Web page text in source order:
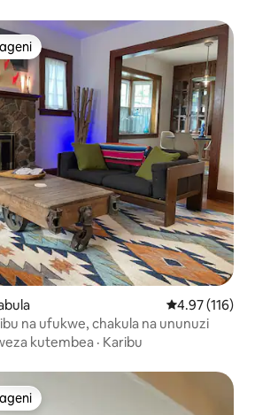
cha wageni
Ukadiriaji wa
4.97 (116)
3 BR karibu na ufukwe, chakula na ununuzi
kutembea · Karibu
wageni